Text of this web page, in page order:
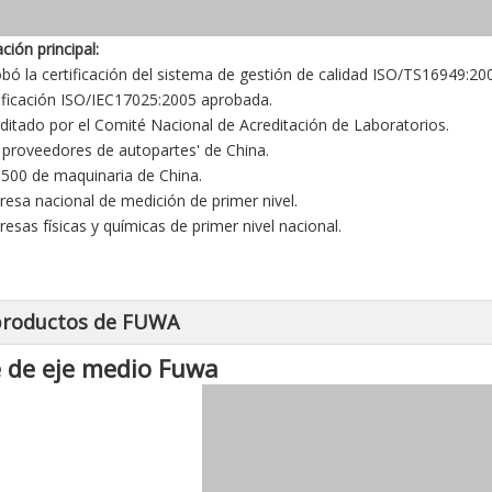
principal:
la certificación del sistema de gestión de calidad ISO/
ISO/IEC17025:2005 aprobada.
por el Comité Nacional de Acreditación de Laboratorios.
de autopartes' de China.
de maquinaria de China.
nacional de medición de primer nivel.
físicas y químicas de primer nivel nacional.
de FUWA
de eje medio Fuwa